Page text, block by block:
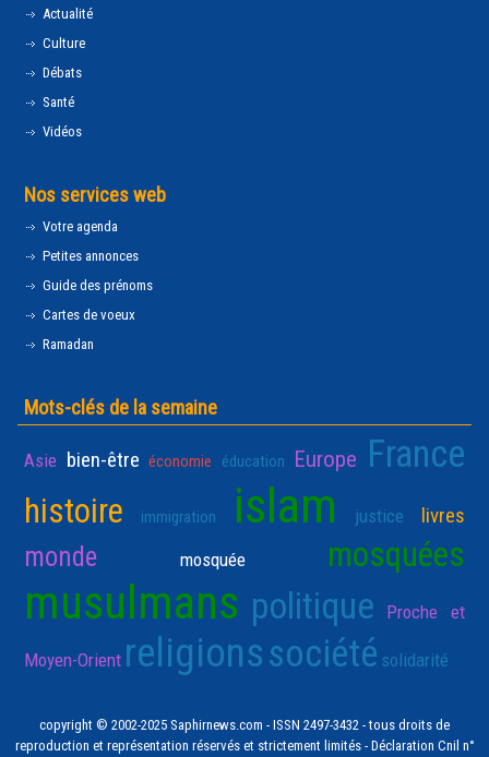
Actualité
Culture
Débats
Santé
Vidéos
Nos services web
Votre agenda
Petites annonces
Guide des prénoms
Cartes de voeux
Ramadan
Mots-clés de la semaine
Asie bien-être économie éducation Europe France
histoire immigration islam justice livres
monde mosquée mosquées
musulmans politique Proche et
Moyen-Orient religionssociété solidarité
copyright © 2002-2025 Saphirnews.com - ISSN 2497-3432 - tous droits de
reproduction et représentation réservés et strictement limités - Déclaration Cnil n°